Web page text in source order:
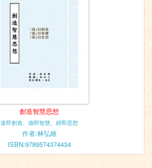
創造智慧思想
道即創造、德即智慧、經即思想
作者:林弘維
ISBN:9789574374434